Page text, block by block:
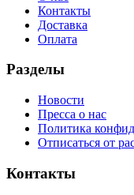
Контакты
Доставка
Оплата
Разделы
Новости
Пресса о нас
Политика
Отписаться от
Контакты